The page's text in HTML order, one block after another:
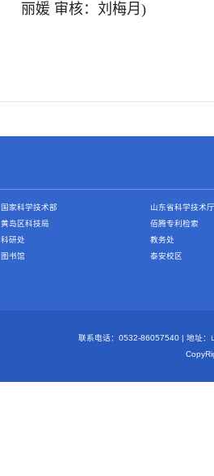
丽媛 审核：刘梅月)
国家科学技术部
山东省科学技术厅
黄岛区科技局
佰腾专利检索
科研处
教务处
图书馆
泰安校区
联系电话：0532-86057540 | 地址：